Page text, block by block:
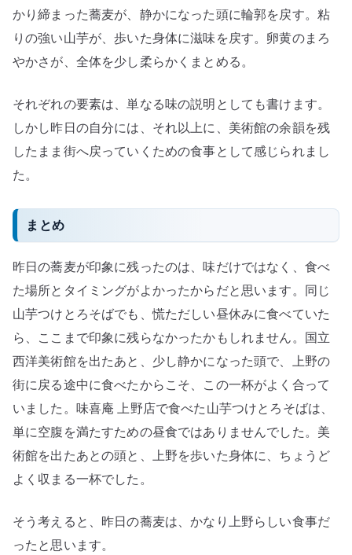
かり締まった蕎麦が、静かになった頭に輪郭を戻す。粘
りの強い山芋が、歩いた身体に滋味を戻す。卵黄のまろ
やかさが、全体を少し柔らかくまとめる。
それぞれの要素は、単なる味の説明としても書けます。
しかし昨日の自分には、それ以上に、美術館の余韻を残
したまま街へ戻っていくための食事として感じられまし
た。
まとめ
昨日の蕎麦が印象に残ったのは、味だけではなく、食べ
た場所とタイミングがよかったからだと思います。同じ
山芋つけとろそばでも、慌ただしい昼休みに食べていた
ら、ここまで印象に残らなかったかもしれません。国立
西洋美術館を出たあと、少し静かになった頭で、上野の
街に戻る途中に食べたからこそ、この一杯がよく合って
いました。味喜庵 上野店で食べた山芋つけとろそばは、
単に空腹を満たすための昼食ではありませんでした。美
術館を出たあとの頭と、上野を歩いた身体に、ちょうど
よく収まる一杯でした。
そう考えると、昨日の蕎麦は、かなり上野らしい食事だ
ったと思います。